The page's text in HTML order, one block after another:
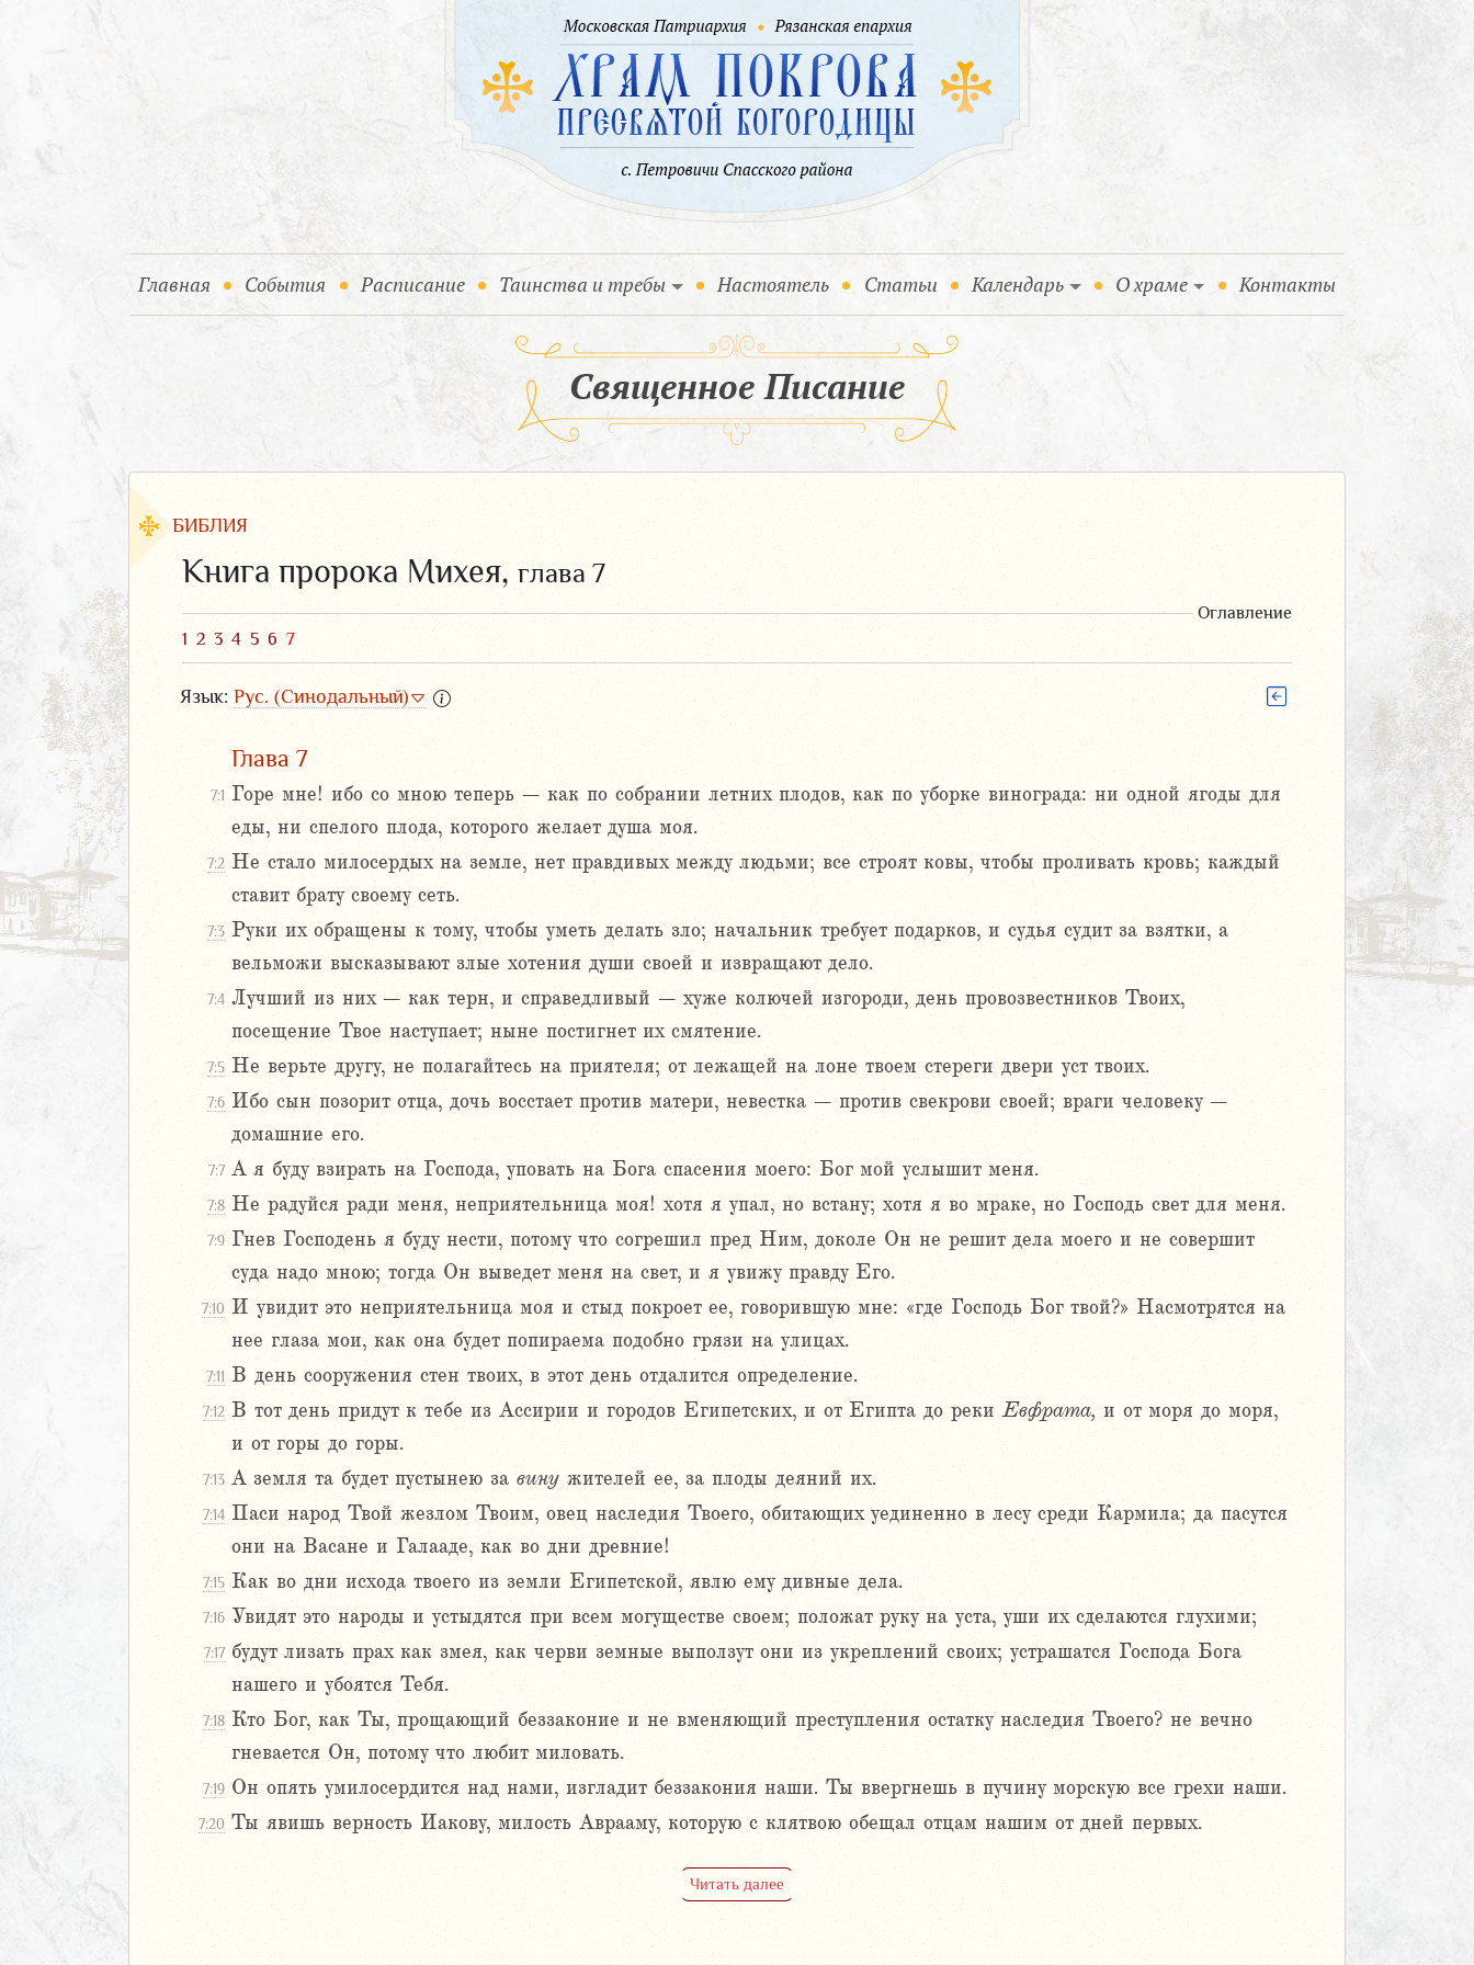
Главная (current)
События (current)
Расписание Таинства и требы Настоятель Статьи Календарь О храме Контакты
Священное Писание
БИБЛИЯ
Книга пророка Михея, глава 7
Оглавление
1 2 3 4 5 6 7
Язык: Рус. (Синодальный)
Глава 7
7:1 Горе мне! ибо со мною теперь – как по собрании летних плодов, как по уборке винограда: ни одной ягоды для
еды, ни спелого плода, которого желает душа моя.
7:2 Не стало милосердых на земле, нет правдивых между людьми; все строят ковы, чтобы проливать кровь; каждый
ставит брату своему сеть.
7:3 Руки их обращены к тому, чтобы уметь делать зло; начальник требует подарков, и судья судит за взятки, а
вельможи высказывают злые хотения души своей и извращают дело.
7:4 Лучший из них – как терн, и справедливый – хуже колючей изгороди, день провозвестников Твоих,
посещение Твое наступает; ныне постигнет их смятение.
7:5 Не верьте другу, не полагайтесь на приятеля; от лежащей на лоне твоем стереги двери уст твоих.
7:6 Ибо сын позорит отца, дочь восстает против матери, невестка – против свекрови своей; враги человеку –
домашние его.
7:7 А я буду взирать на Господа, уповать на Бога спасения моего: Бог мой услышит меня.
7:8 Не радуйся ради меня, неприятельница моя! хотя я упал, но встану; хотя я во мраке, но Господь свет для меня.
7:9 Гнев Господень я буду нести, потому что согрешил пред Ним, доколе Он не решит дела моего и не совершит
суда надо мною; тогда Он выведет меня на свет, и я увижу правду Его.
7:10 И увидит это неприятельница моя и стыд покроет ее, говорившую мне: «где Господь Бог твой?» Насмотрятся на
нее глаза мои, как она будет попираема подобно грязи на улицах.
7:11 В день сооружения стен твоих, в этот день отдалится определение.
7:12 В тот день придут к тебе из Ассирии и городов Египетских, и от Египта до рекиЕвфрата, и от моря до моря,
и от горы до горы.
7:13 А земля та будет пустынею за вину жителей ее, за плоды деяний их.
7:14 Паси народ Твой жезлом Твоим, овец наследия Твоего, обитающих уединенно в лесу среди Кармила; да пасутся
они на Васане и Галааде, как во дни древние!
7:15 Как во дни исхода твоего из земли Египетской, явлю ему дивные дела.
7:16 Увидят это народы и устыдятся при всем могуществе своем; положат руку на уста, уши их сделаются глухими;
7:17 будут лизать прах как змея, как черви земные выползут они из укреплений своих; устрашатся Господа Бога
нашего и убоятся Тебя.
7:18 Кто Бог, как Ты, прощающий беззаконие и не вменяющий преступления остатку наследия Твоего? не вечно
гневается Он, потому что любит миловать.
7:19 Он опять умилосердится над нами, изгладит беззакония наши. Ты ввергнешь в пучину морскую все грехи наши.
7:20 Ты явишь верность Иакову, милость Аврааму, которую с клятвою обещал отцам нашим от дней первых.
Читать далее